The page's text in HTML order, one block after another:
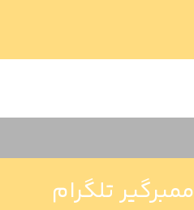
ممبرگیر تلگرام